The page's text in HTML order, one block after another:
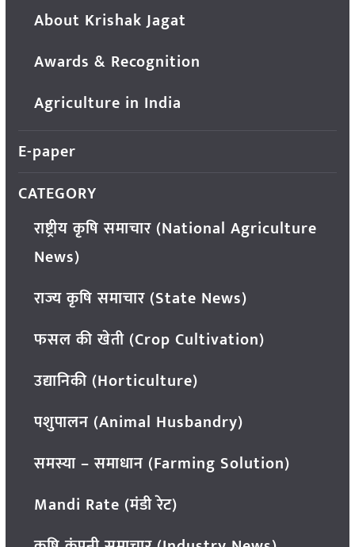
About Krishak Jagat
Awards & Recognition
Agriculture in India
E-paper
CATEGORY
राष्ट्रीय कृषि समाचार (National Agriculture
News)
राज्य कृषि समाचार (State News)
फसल की खेती (Crop Cultivation)
उद्यानिकी (Horticulture)
पशुपालन (Animal Husbandry)
समस्या – समाधान (Farming Solution)
Mandi Rate (मंडी रेट)